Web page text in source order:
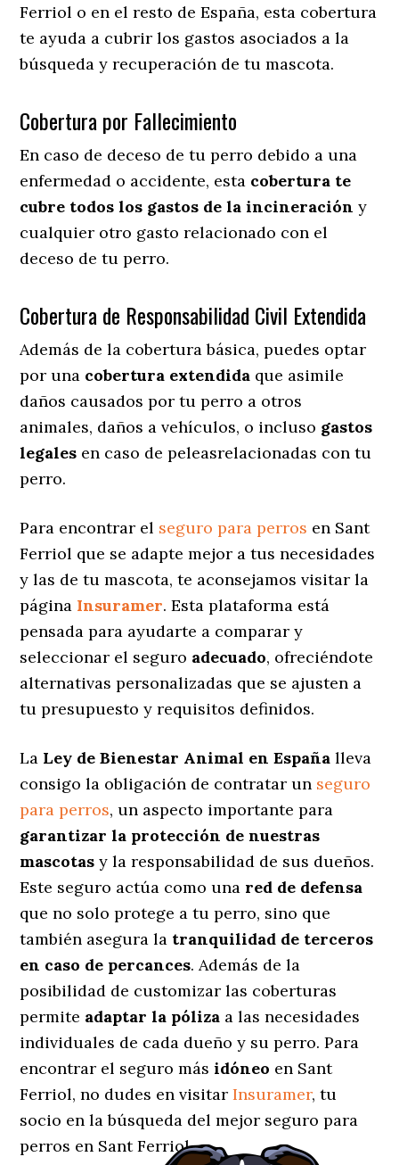
Ferriol o en el resto de España, esta cobertura
te ayuda a cubrir los gastos asociados a la
búsqueda y recuperación de tu mascota.
Cobertura por Fallecimiento
En caso de deceso de tu perro debido a una
enfermedad o accidente, esta cobertura te
cubre todos los gastos de la incineración y
cualquier otro gasto relacionado con el
deceso de tu perro.
Cobertura de Responsabilidad Civil Extendida
Además de la cobertura básica, puedes optar
por una cobertura extendida que asimile
daños causados por tu perro a otros
animales, daños a vehículos, o incluso gastos
legales en caso de peleasrelacionadas con tu
perro.
Para encontrar el seguro para perros en Sant
Ferriol que se adapte mejor a tus necesidades
y las de tu mascota, te aconsejamos visitar la
página Insuramer. Esta plataforma está
pensada para ayudarte a comparar y
seleccionar el seguro adecuado, ofreciéndote
alternativas personalizadas que se ajusten a
tu presupuesto y requisitos definidos.
La Ley de Bienestar Animal en España lleva
consigo la obligación de contratar un seguro
para perros, un aspecto importante para
garantizar la protección de nuestras
mascotas y la responsabilidad de sus dueños.
Este seguro actúa como una red de defensa
que no solo protege a tu perro, sino que
también asegura la tranquilidad de terceros
en caso de percances. Además de la
posibilidad de customizar las coberturas
permite adaptar la póliza a las necesidades
individuales de cada dueño y su perro. Para
encontrar el seguro másidóneo en Sant
Ferriol, no dudes en visitarInsuramer, tu
socio en la búsqueda del mejor seguro para
perros en Sant Ferriol.